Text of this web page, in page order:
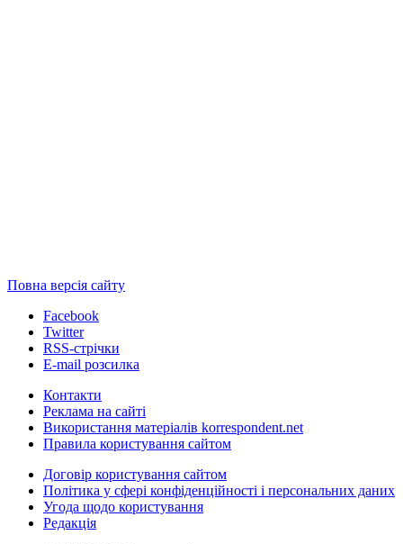
Повна версія сайту
Facebook
Twitter
RSS-стрічки
E-mail розсилка
Контакти
Реклама на сайті
Використання матеріалів korrespondent.net
Правила користування сайтом
Договір користування сайтом
Політика у сфері конфіденційності і персональних даних
Угода щодо користування
Редакція